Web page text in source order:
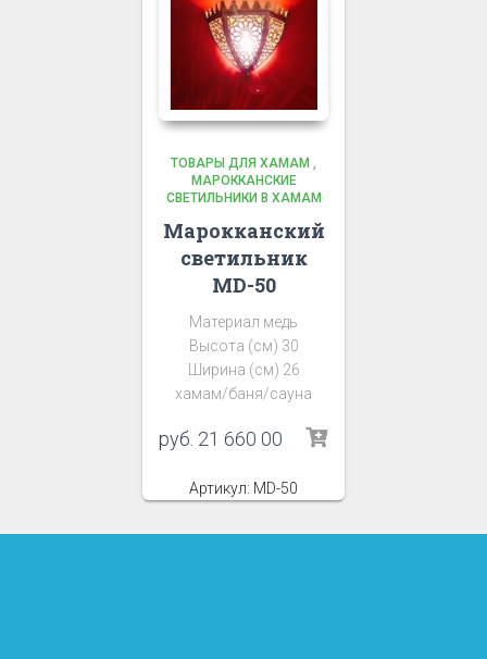
ТОВАРЫ ДЛЯ ХАМАМ ,
МАРОККАНСКИЕ
СВЕТИЛЬНИКИ В ХАМАМ
Марокканский
светильник
MD-50
Материал медь
Высота (см) 30
Ширина (см) 26
хамам/баня/сауна
руб. 21 660 00
Артикул: MD-50